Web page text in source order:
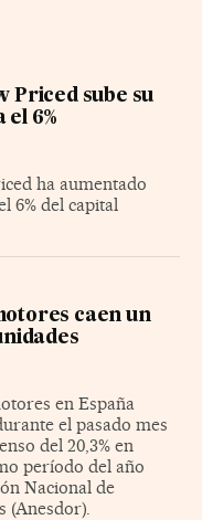
Priced sube su
6%
ha aumentado
6% del capital
caen un
en España
el pasado mes
del 20,3% en
período del año
Nacional de
(Anesdor).